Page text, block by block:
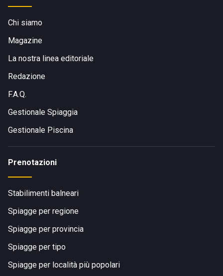
Chi siamo
Magazine
La nostra linea editoriale
Redazione
F.A.Q.
Gestionale Spiaggia
Gestionale Piscina
Prenotazioni
Stabilimenti balneari
Spiagge per regione
Spiagge per provincia
Spiagge per tipo
Spiagge per località più popolari